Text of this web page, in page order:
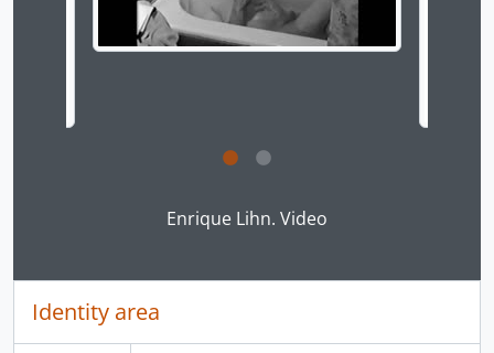
Enrique Lihn. Video
Identity area